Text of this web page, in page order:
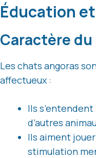
Éducation
Caractère
Les chats angoras
affectueux :
Ils
d’autres
Ils aiment
stimulation